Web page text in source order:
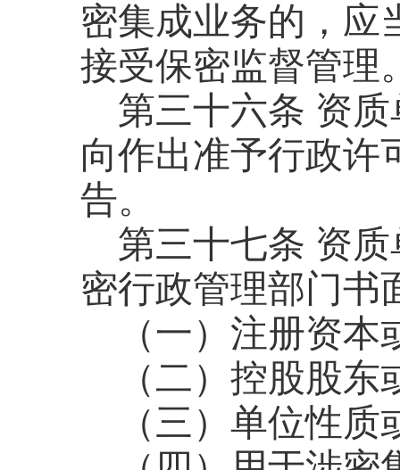
密集成业务的，应
接受保密监督管理
第三十六条 资
向作出准予行政许
告。
第三十七条 资
密行政管理部门书
（一）注册资
（二）控股股
（三）单位性